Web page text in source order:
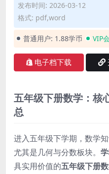
发布时间: 2026-03-12
格式: pdf,word
普通用户: 1.88学币 VIP
电子档下载
五年级下册数学：核
总
进入五年级下学期，数学
尤其是几何与分数板块。
具实用价值的五年级下册